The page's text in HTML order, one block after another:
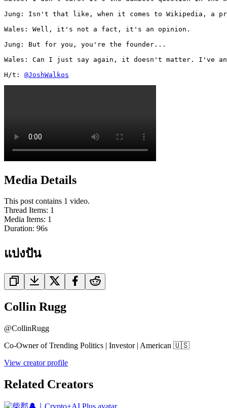
Jung: Isn't that like, when it comes to Wikipedia, a
Wales: Well, it's not a fact, it's an opinion.
Jung: But for you, you're the founder...
Wales: Can I just say again, it doesn't matter. I've
H/t: @JoshWalkos
Media Details
This post contains 1 video.
Thread Items: 1
Media Items: 1
Duration: 96s
แบ่งปัน
Collin Rugg
@CollinRugg
Co-Owner of Trending Politics | Investor | American 🇺🇸
View creator profile
Related Creators